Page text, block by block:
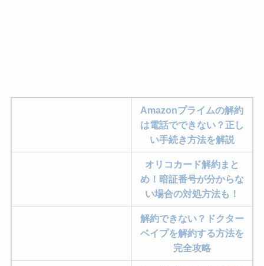
Amazonプライムの解約
は電話でできない？正し
い手続き方法を解説
オリコカード解約まと
め！暗証番号が分からな
い場合の対処方法も！
解約できない？ドクター
ベイプを解約する方法を
完全攻略